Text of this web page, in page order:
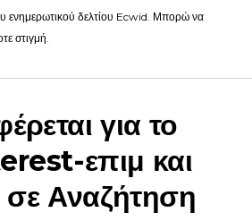
ενημερωτικού δελτίου Ecwid. Μπορώ να
στιγμή.
για το
επιμ και
Αναζήτηση